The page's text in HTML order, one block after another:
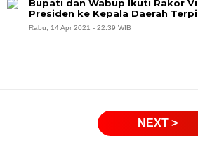
Bupati dan Wabup Ikuti Rakor
Presiden ke Kepala Daerah
Rabu, 14 Apr 2021 - 22:39 WIB
NEXT >